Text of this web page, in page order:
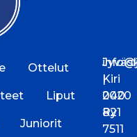
Ottelut
Liput
Juniorit
Kiri
2020
Ry
|
040
821
7511